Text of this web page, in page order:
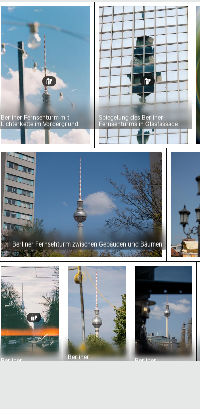
Berliner Fernsehturm mit Lichterkette im
Berliner Fernsehturm mit
Lichterkette im Vordergrund
Spiegelung des
Spiegelung des Berliner
Fernsehturms in Glasfassade
Berliner Fernsehturm zwischen Gebäuden
Berliner Fernsehturm zwischen Gebäuden und Bäumen
Berliner Straßenszene mit Fernsehturm im
Berliner
Berliner Fernsehturm vor
Berliner
Fernsehturm vor
Berliner
Berliner